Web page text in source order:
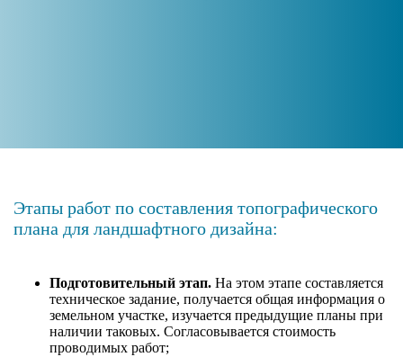
Этапы работ по составления топографического
плана для ландшафтного дизайна:
Подготовительный этап. На этом этапе составляется
техническое задание, получается общая информация о
земельном участке, изучается предыдущие планы при
наличии таковых. Согласовывается стоимость
проводимых работ;